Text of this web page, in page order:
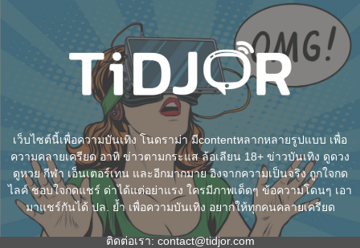
เว็บไซต์นี้เพื่อความบันเทิง โนดราม่า มีcontentหลากหลายรูปแบบ เพื่อ
ความคลายเครียด อาทิ ข่าวตามกระแส ล้อเลียน 18+ ข่าวบันเทิง ดูดวง
ดูหวย กีฬา เอ็นเตอร์เทน และอีกมากมาย อิงจากความเป็นจริง ถูกใจกด
ไลค์ ชอบใจกดแชร์ ด่าได้แต่อย่าแรง ใครมีภาพเด็ดๆ ข้อความโดนๆ เอา
มาแชร์กันได้ ปล. ย้ำ เพื่อความบันเทิง อยากให้ทุกคนคลายเครียด
ติดต่อเรา: contact@tidjor.com